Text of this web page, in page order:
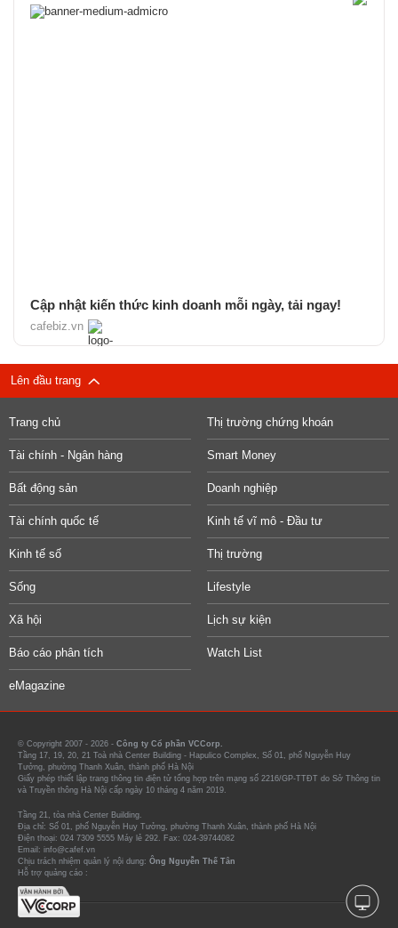
Cập nhật kiến thức kinh doanh mỗi ngày, tải ngay!
cafebiz.vn
Lên đầu trang
Trang chủ Thị trường chứng khoán
Tài chính - Ngân hàng Smart Money
Bất động sản Doanh nghiệp
Tài chính quốc tế Kinh tế vĩ mô - Đầu tư
Kinh tế số Thị trường
Sống Lifestyle
Xã hội Lịch sự kiện
Báo cáo phân tích Watch List
eMagazine
© Copyright 2007 - 2026 - Công ty Cổ phần VCCorp.
Tầng 17, 19, 20, 21 Toà nhà Center Building - Hapulico Complex, Số 01, phố Nguyễn Huy
Tưởng, phường Thanh Xuân, thành phố Hà Nội
Giấy phép thiết lập trang thông tin điện tử tổng hợp trên mạng số 2216/GP-TTĐT do Sở Thông tin
và Truyền thông Hà Nội cấp ngày 10 tháng 4 năm 2019.
Tầng 21, tòa nhà Center Building.
Địa chỉ: Số 01, phố Nguyễn Huy Tưởng, phường Thanh Xuân, thành phố Hà Nội
Điện thoại: 024 7309 5555 Máy lẻ 292. Fax: 024-39744082
Email: info@cafef.vn
Chịu trách nhiệm quản lý nội dung: Ông Nguyễn Thế Tân
Hỗ trợ quảng cáo :